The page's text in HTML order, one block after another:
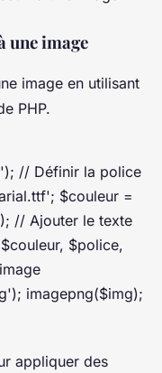
une image
image en utilisant
PHP.
// Définir la police
$couleur =
// Ajouter le texte
$police,
imagepng($img);
appliquer des